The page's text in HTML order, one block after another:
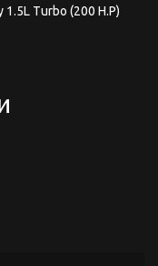
Turbo (200 H.P)